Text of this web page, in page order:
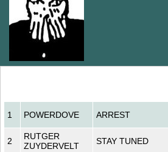
1 POWERDOVE ARREST
2
RUTGER
ZUYDERVELT
STAY TUNED